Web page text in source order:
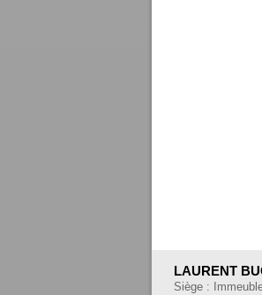
LAURENT
Siège :